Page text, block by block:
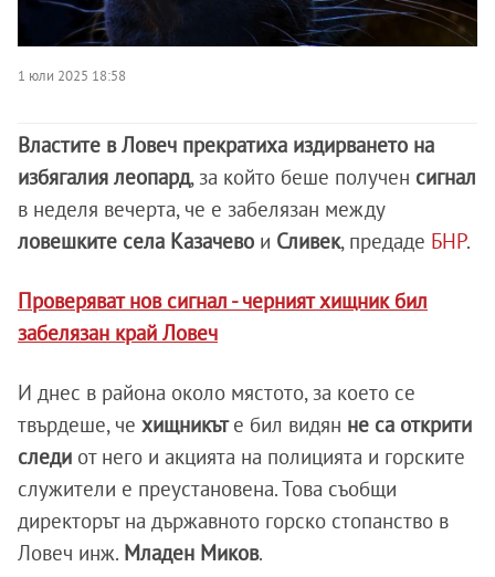
1 юли 2025 18:58
Властите в Ловеч прекратиха издирването на
избягалия леопард, за който беше получен сигнал
в неделя вечерта, че е забелязан между
ловешките села Казачево и Сливек, предаде БНР.
Проверяват нов сигнал - черният хищник бил
забелязан край Ловеч
И днес в района около мястото, за което се
твърдеше, че хищникъте бил видян не са открити
следи от него и акцията на полицията и горските
служители е преустановена. Това съобщи
директорът на държавното горско стопанство в
Ловеч инж. Младен Миков.